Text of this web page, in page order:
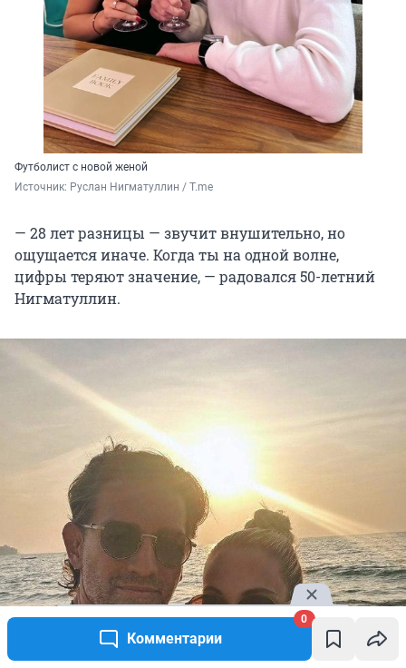
Комментарии
0
Футболист с новой женой
Источник: Руслан Нигматуллин / T.me
— 28 лет разницы — звучит внушительно, но
ощущается иначе. Когда ты на одной волне,
цифры теряют значение, — радовался 50-летний
Нигматуллин.